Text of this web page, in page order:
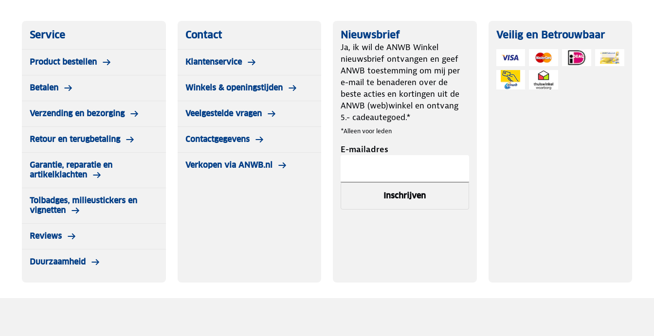
Service
Product bestellen
Betalen
Verzending en bezorging
Retour en terugbetaling
Garantie, reparatie en
artikelklachten
Tolbadges, milieustickers en
vignetten
Reviews
Duurzaamheid
Contact
Klantenservice
Winkels & openingstijden
Veelgestelde vragen
Contactgegevens
Verkopen via ANWB.nl
Nieuwsbrief
Ja, ik wil de ANWB Winkel
nieuwsbrief ontvangen en geef
ANWB toestemming om mij per
e-mail te benaderen over de
beste acties en kortingen uit de
ANWB (web)winkel en ontvang
5.- cadeautegoed.*
*Alleen voor leden
E-mailadres
Inschrijven
Veilig en Betrouwbaar